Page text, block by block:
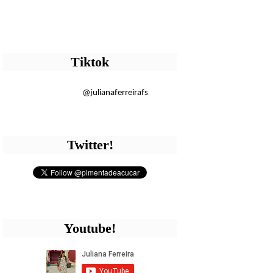
Tiktok
@julianaferreirafs
Twitter!
Youtube!